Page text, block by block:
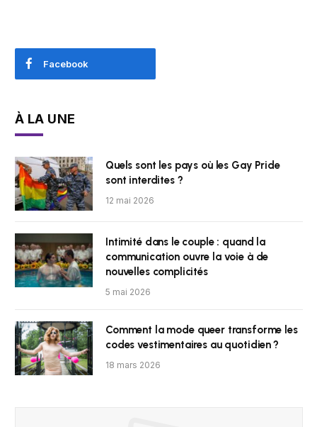
Facebook
À LA UNE
Quels sont les pays où les Gay Pride
sont interdites ?
12 mai 2026
Intimité dans le couple : quand la
communication ouvre la voie à de
nouvelles complicités
5 mai 2026
Comment la mode queer transforme les
codes vestimentaires au quotidien ?
18 mars 2026